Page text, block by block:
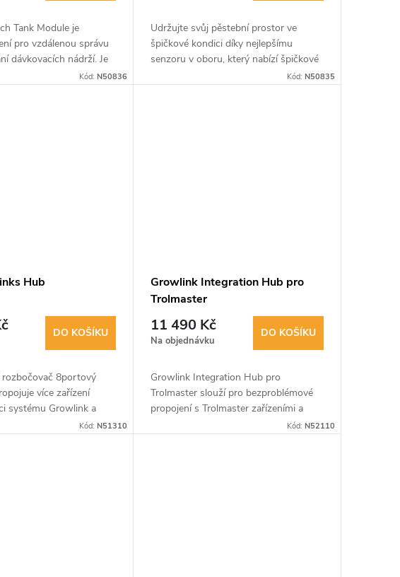
Tank Module je
pro vzdálenou správu
dávkovacích nádrží. Je
Sensorex EC a pH.
Kód: N50836
Udržujte svůj pěstební prostor ve
špičkové kondici díky nejlepšímu
senzoru v oboru, který nabízí špičkové
monitorování teploty, vlhkosti, VPD a
Kód: N50835
Hub
DO KOŠÍKU
rozbočovač 8portový
více zařízení
systému Growlink a
a spolehlivé
Kód: N51310
Growlink Integration Hub pro
Trolmaster
11 490 Kč
Na objednávku
DO KOŠÍKU
Growlink Integration Hub pro
Trolmaster slouží pro bezproblémové
propojení s Trolmaster zařízeními a
Kód: N52110